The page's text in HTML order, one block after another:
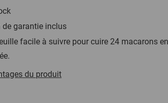
de garantie inclus
facile à suivre pour cuire 24 macarons
du produit